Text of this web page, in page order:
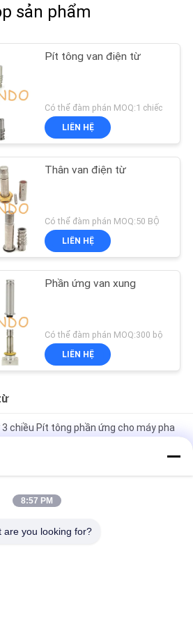
sản phẩm
Pít tông van điện từ
Có thể đàm phán MOQ:1 chiếc
LIÊN HỆ
Thân van điện từ
Có thể đàm phán MOQ:50 BỘ
LIÊN HỆ
Phần ứng van xung
Có thể đàm phán MOQ:300 bộ
LIÊN HỆ
chiều Pít tông phần ứng cho máy pha
Penny 18721 18724 17120 17121
từ 2 chiều 2V025-06 2V025-08 2P025-
8:57 PM
are you looking for?